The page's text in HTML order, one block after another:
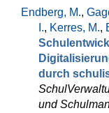
Endberg, M.,
I., Kerres, M.,
durch
und